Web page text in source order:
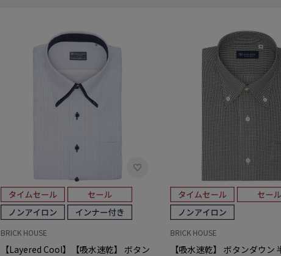
BRICK HOUSE
【Layered Cool】【吸水速乾】 ボタン
BRICK HOUSE
【吸水速乾】 ボタンダウン